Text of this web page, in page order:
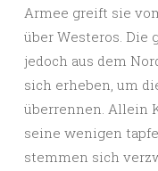
Armee greift sie
über Westeros. Die
jedoch aus dem
sich erheben, um
überrennen. Allein
seine wenigen
stemmen sich